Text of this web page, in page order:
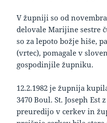
V župniji so od novembra
delovale Marijine sestre
so za lepoto božje hiše,
(vrtec), pomagale v
gospodinjile župniku.
12.2.1982 je župnija
3470 Boul. St. Joseph Est
preuredijo v cerkev in